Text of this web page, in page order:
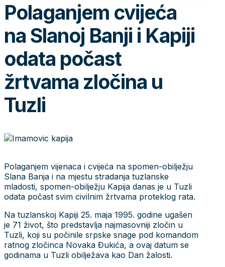
Polaganjem cvijeća
na Slanoj Banji i Kapiji
odata počast
žrtvama zločina u
Tuzli
Polaganjem vijenaca i cvijeća na spomen-obilježju
Slana Banja i na mjestu stradanja tuzlanske
mladosti, spomen-obilježju Kapija danas je u Tuzli
odata počast svim civilnim žrtvama proteklog rata.
Na tuzlanskoj Kapiji 25. maja 1995. godine ugašen
je 71 život, što predstavlja najmasovniji zločin u
Tuzli, koji su počinile srpske snage pod komandom
ratnog zločinca Novaka Đukića, a ovaj datum se
godinama u Tuzli obilježava kao Dan žalosti.